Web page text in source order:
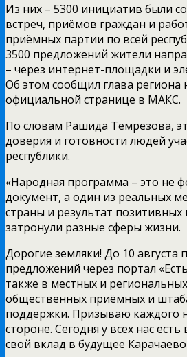
Из них – 5300 инициатив были
встреч, приёмов граждан и
приёмных партии по всей
3500 предложений жители
– через интернет-площадки и
Об этом сообщил глава региона
официальной странице в МАКС.
По словам Рашида Темрезова,
доверия и готовности людей
республики.
«Народная программа – это не
документ, а один из реальных
страны и результат
затронули разные сферы жизни.
Дорогие земляки! До 10 августа
предложений через портал
также в местных и
общественных приёмных и
поддержки. Призываю каждого
стороне. Сегодня у всех нас
свой вклад в будущее